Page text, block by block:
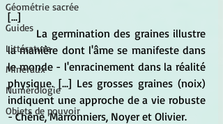
Géométrie sacrée
Guides
Littérature
Minéraux
Numérologie
Objets de pouvoir
[...]
	La germination des graines illustre
la manière dont l'âme se manifeste dans
le monde - l'enracinement dans la réalité
physique. [...] Les grosses graines (noix)
indiquent une approche de a vie robuste
- Chêne, Marronniers, Noyer et Olivier.